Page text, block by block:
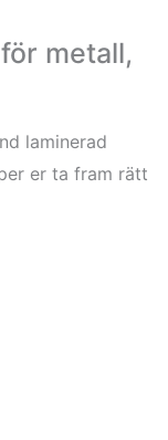
metall,
laminerad
er ta fram rätt